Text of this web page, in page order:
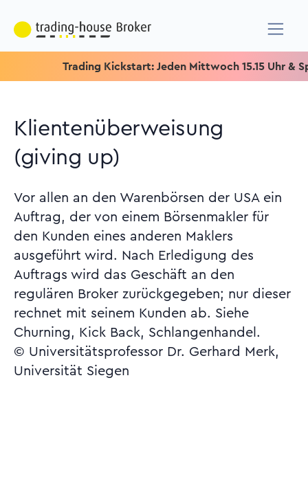
Trading Kickstart: Jeden Mittwoch 15.15 Uhr &
Klientenüberweisung
(giving up)
Vor allen an den Warenbörsen der USA ein
Auftrag, der von einem Börsenmakler für
den Kunden eines anderen Maklers
ausgeführt wird. Nach Erledigung des
Auftrags wird das Geschäft an den
regulären Broker zurückgegeben; nur dieser
rechnet mit seinem Kunden ab. Siehe
Churning, Kick Back, Schlangenhandel.
© Universitätsprofessor Dr. Gerhard Merk,
Universität Siegen